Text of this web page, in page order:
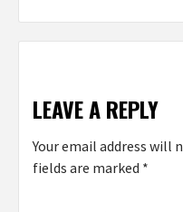
LEAVE A REPLY
Your email address will
fields are marked *